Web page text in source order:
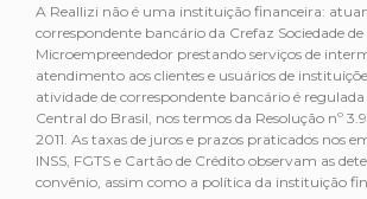
A Reallizi não é uma instituição financeira:
correspondente bancário da Crefaz Sociedade
Microempreendedor prestando serviços de
atendimento aos clientes e usuários de
atividade de correspondente bancário é
Central do Brasil, nos termos da Resolução nº
2011. As taxas de juros e prazos praticados nos
INSS, FGTS e Cartão de Crédito observam as
convênio, assim como a política da instituição